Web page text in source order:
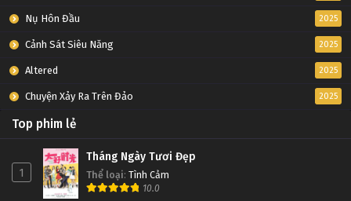
Nụ Hôn Đầu 2025
Cảnh Sát Siêu Năng 2025
Altered 2025
Chuyện Xảy Ra Trên Đảo 2025
Top phim lẻ
1
Tháng Ngày Tươi Đẹp
Thể loại: Tình Cảm
10.0